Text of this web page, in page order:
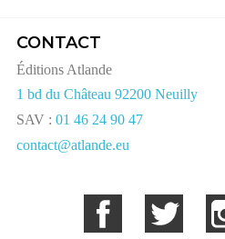
CONTACT
Éditions Atlande
1 bd du Château 92200 Neuilly
SAV : 01 46 24 90 47
contact@atlande.eu
Facebook Twitter